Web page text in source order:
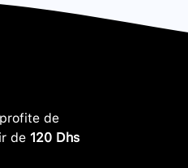
de
de 120 Dhs